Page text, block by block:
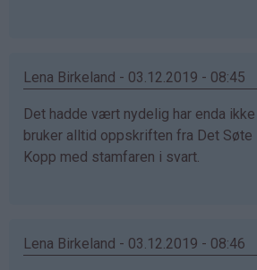
Lena Birkeland - 03.12.2019 - 08:45
Det hadde vært nydelig har enda
bruker alltid oppskriften fra Det Søte
Kopp med stamfaren i svart.
Lena Birkeland - 03.12.2019 - 08:46